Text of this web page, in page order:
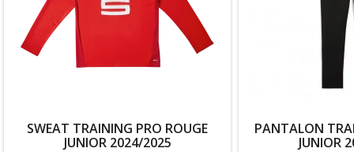
SWEAT TRAINING PRO ROUGE
JUNIOR 2024/2025
PANTALON
JUNIOR